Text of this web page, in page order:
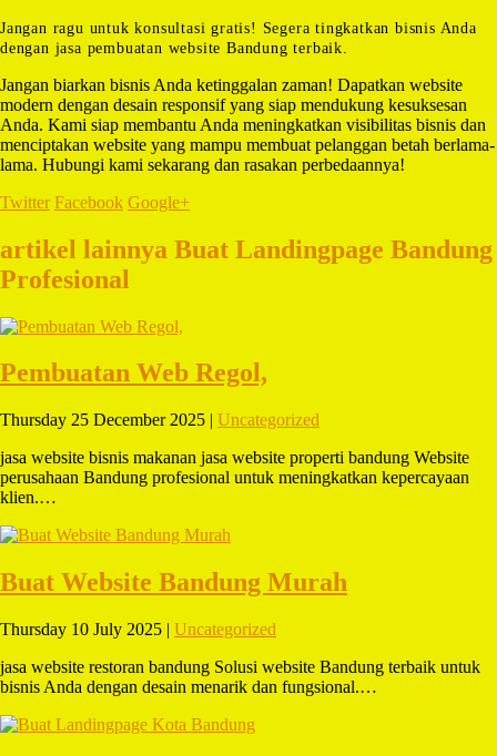
Jangan ragu untuk konsultasi gratis! Segera tingkatkan bisnis Anda
dengan jasa pembuatan website Bandung terbaik.
Jangan biarkan bisnis Anda ketinggalan zaman! Dapatkan website
modern dengan desain responsif yang siap mendukung kesuksesan
Anda. Kami siap membantu Anda meningkatkan visibilitas bisnis dan
menciptakan website yang mampu membuat pelanggan betah berlama-
lama. Hubungi kami sekarang dan rasakan perbedaannya!
Twitter Facebook Google+
artikel lainnya Buat Landingpage Bandung
Profesional
Pembuatan Web Regol,
Thursday 25 December 2025 | Uncategorized
jasa website bisnis makanan jasa website properti bandung Website
perusahaan Bandung profesional untuk meningkatkan kepercayaan
klien.…
Buat Website Bandung Murah
Thursday 10 July 2025 | Uncategorized
jasa website restoran bandung Solusi website Bandung terbaik untuk
bisnis Anda dengan desain menarik dan fungsional.…